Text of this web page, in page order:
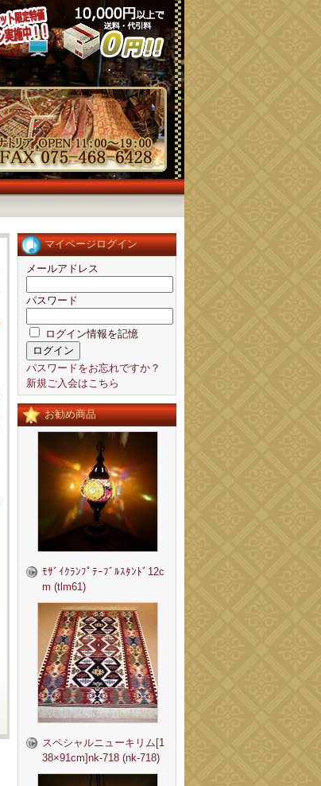
マイページログイン
メールアドレス
パスワード
ログイン情報を記憶
パスワードをお忘れですか？
新規ご入会はこちら
お勧め商品
ﾓｻﾞｲｸﾗﾝﾌﾟﾃｰﾌﾞﾙｽﾀﾝﾄﾞ12c
m (tlm61)
スペシャルニューキリム[1
38×91cm]nk-718 (nk-718)